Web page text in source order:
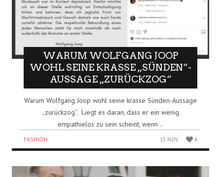
WARUM WOLFGANG JOOP
WOHL SEINE KRASSE „SÜNDEN“-
AUSSAGE „ZURÜCKZOG“
Warum Wolfgang Joop wohl seine krasse Sünden-Aussage
„zurückzog“. Liegt es daran, dass er ein wenig
empathielos zu sein scheint, wenn ..
FASHION 15 NOV. 6